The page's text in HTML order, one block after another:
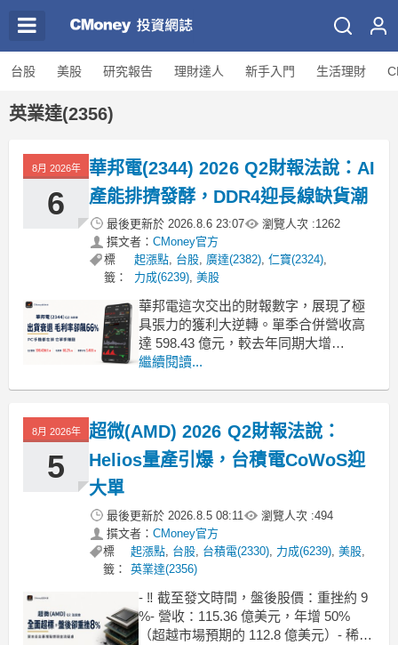
台股 美股 研究報告 理財達人 新手入門 生活理財
英業達(2356)
8月 2026年
6
華邦電(2344) 2026 Q2財報法說：AI
產能排擠發酵，DDR4迎長線缺貨潮
最後更新於 2026.8.6 23:07 瀏覽人次 :1262
撰文者： CMoney官方
標
籤：
起漲點, 台股, 廣達(2382), 仁寶(2324),
力成(6239), 美股
華邦電這次交出的財報數字，展現了極
具張力的獲利大逆轉。單季合併營收高
達 598.43 億元，較去年同期大增
184.7%，季增也達到 56.4%，直接創下
243.17 億元，單季 EPS 繳出 5.40 元的
成績單，較上
繼續閱讀...
8月 2026年
5
超微(AMD) 2026 Q2財報法說：
Helios量產引爆，台積電CoWoS迎
大單
最後更新於 2026.8.5 08:11 瀏覽人次 :494
撰文者： CMoney官方
標
籤：
起漲點, 台股, 台積電(2330), 力成(6239),美股,
英業達(2356)
- ‼️ 截至發文時間，盤後股價：重挫約 9
%- 營收：115.36 億美元，年增 50%
（超越市場預期的 112.8 億美元）- 稀釋